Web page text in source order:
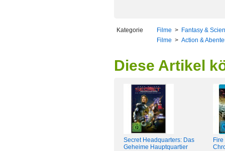
Kategorie Filme > Fantasy &
Filme > Action &
Diese Artikel
Secret Headquarters: Das
Geheime Hauptquartier